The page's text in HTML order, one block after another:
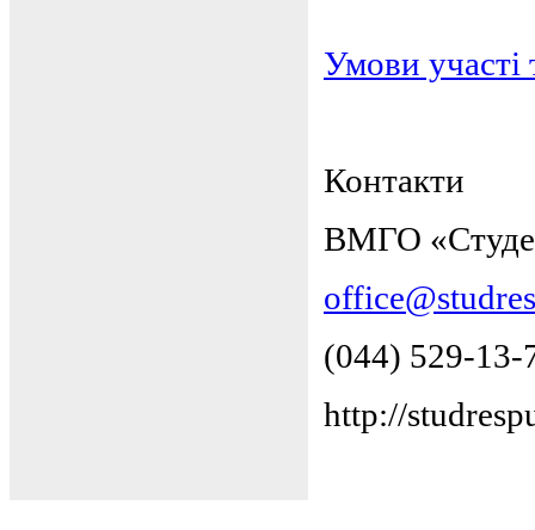
Умови участі
Контакти
ВМГО
(044) 529-13-
http://